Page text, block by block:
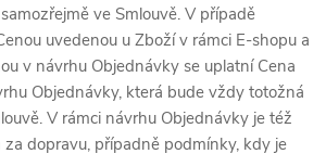
ve Smlouvě. V případě
uvedenou u Zboží v rámci E-shopu a
v návrhu Objednávky se uplatní Cena
Objednávky, která bude vždy totožná
V rámci návrhu Objednávky je též
za dopravu, případně podmínky, kdy je